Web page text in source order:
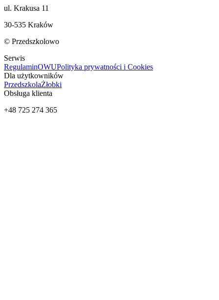
ul. Krakusa 11
30-535 Kraków
© Przedszkolowo
Serwis
RegulaminOWUPolityka prywatności i Cookies
Dla użytkowników
PrzedszkolaŻłobki
Obsługa klienta
+48 725 274 365